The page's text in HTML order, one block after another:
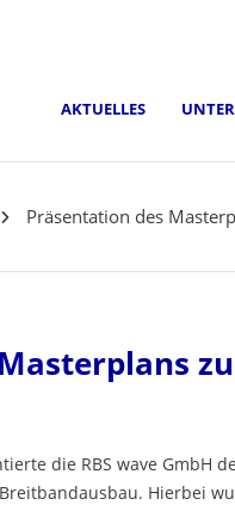
AKTUELLES
Präsentation des
die RBS wave GmbH
Hierbei